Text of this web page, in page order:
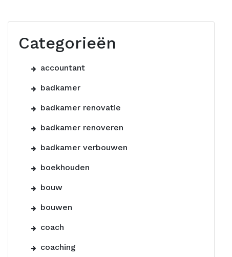
Categorieën
accountant
badkamer
badkamer renovatie
badkamer renoveren
badkamer verbouwen
boekhouden
bouw
bouwen
coach
coaching